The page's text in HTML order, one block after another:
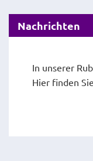
Nachrichten
In unserer
Hier finden